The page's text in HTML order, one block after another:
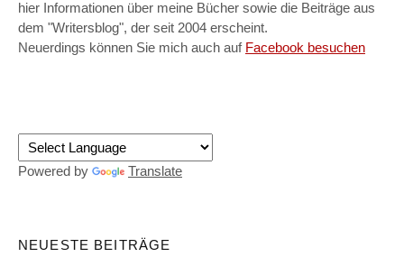
hier Informationen über meine Bücher sowie die Beiträge aus
dem "Writersblog", der seit 2004 erscheint.
Neuerdings können Sie mich auch auf Facebook besuchen
Powered by Translate
NEUESTE BEITRÄGE